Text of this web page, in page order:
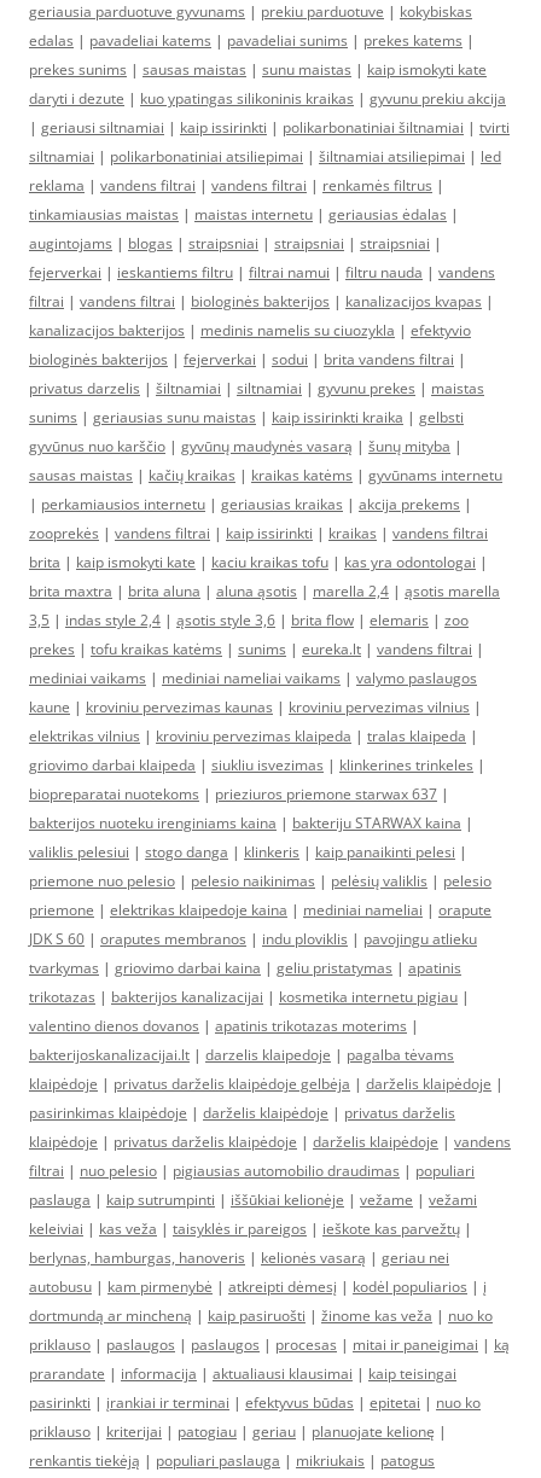
geriausia parduotuve gyvunams | prekiu parduotuve | kokybiskas
edalas | pavadeliai katems | pavadeliai sunims | prekes katems |
prekes sunims | sausas maistas | sunu maistas | kaip ismokyti kate
daryti i dezute | kuo ypatingas silikoninis kraikas | gyvunu prekiu akcija
| geriausi siltnamiai | kaip issirinkti | polikarbonatiniai šiltnamiai | tvirti
siltnamiai | polikarbonatiniai atsiliepimai | šiltnamiai atsiliepimai | led
reklama | vandens filtrai | vandens filtrai | renkamės filtrus |
tinkamiausias maistas | maistas internetu | geriausias ėdalas |
augintojams | blogas | straipsniai | straipsniai | straipsniai |
fejerverkai | ieskantiems filtru | filtrai namui | filtru nauda | vandens
filtrai | vandens filtrai | biologinės bakterijos | kanalizacijos kvapas |
kanalizacijos bakterijos | medinis namelis su ciuozykla | efektyvio
biologinės bakterijos | fejerverkai | sodui | brita vandens filtrai |
privatus darzelis | šiltnamiai | siltnamiai | gyvunu prekes | maistas
sunims | geriausias sunu maistas | kaip issirinkti kraika | gelbsti
gyvūnus nuo karščio | gyvūnų maudynės vasarą | šunų mityba |
sausas maistas | kačių kraikas | kraikas katėms | gyvūnams internetu
| perkamiausios internetu | geriausias kraikas | akcija prekems |
zooprekės | vandens filtrai | kaip issirinkti | kraikas | vandens filtrai
brita | kaip ismokyti kate | kaciu kraikas tofu | kas yra odontologai |
brita maxtra | brita aluna | aluna ąsotis | marella 2,4 | ąsotis marella
3,5 | indas style 2,4 | ąsotis style 3,6 | brita flow | elemaris | zoo
prekes | tofu kraikas katėms | sunims | eureka.lt | vandens filtrai |
mediniai vaikams | mediniai nameliai vaikams | valymo paslaugos
kaune | kroviniu pervezimas kaunas | kroviniu pervezimas vilnius |
elektrikas vilnius | kroviniu pervezimas klaipeda | tralas klaipeda |
griovimo darbai klaipeda | siukliu isvezimas | klinkerines trinkeles |
biopreparatai nuotekoms | prieziuros priemone starwax 637 |
bakterijos nuoteku irenginiams kaina | bakteriju STARWAX kaina |
valiklis pelesiui | stogo danga | klinkeris | kaip panaikinti pelesi |
priemone nuo pelesio | pelesio naikinimas | pelėsių valiklis | pelesio
priemone | elektrikas klaipedoje kaina | mediniai nameliai | orapute
JDK S 60 | oraputes membranos | indu ploviklis | pavojingu atlieku
tvarkymas | griovimo darbai kaina | geliu pristatymas | apatinis
trikotazas | bakterijos kanalizacijai | kosmetika internetu pigiau |
valentino dienos dovanos | apatinis trikotazas moterims |
bakterijoskanalizacijai.lt | darzelis klaipedoje | pagalba tėvams
klaipėdoje | privatus darželis klaipėdoje gelbėja | darželis klaipėdoje |
pasirinkimas klaipėdoje | darželis klaipėdoje | privatus darželis
klaipėdoje | privatus darželis klaipėdoje | darželis klaipėdoje | vandens
filtrai | nuo pelesio | pigiausias automobilio draudimas | populiari
paslauga | kaip sutrumpinti | iššūkiai kelionėje | vežame | vežami
keleiviai | kas veža | taisyklės ir pareigos | ieškote kas parvežtų |
berlynas, hamburgas, hanoveris | kelionės vasarą | geriau nei
autobusu | kam pirmenybė | atkreipti dėmesį | kodėl populiarios | į
dortmundą ar mincheną | kaip pasiruošti | žinome kas veža | nuo ko
priklauso | paslaugos | paslaugos | procesas | mitai ir paneigimai | ką
prarandate | informacija | aktualiausi klausimai | kaip teisingai
pasirinkti | įrankiai ir terminai | efektyvus būdas | epitetai | nuo ko
priklauso | kriterijai | patogiau | geriau | planuojate kelionę |
renkantis tiekėją | populiari paslauga | mikriukais | patogus